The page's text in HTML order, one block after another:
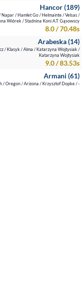
Hancor (189)
Napar / Hamlet Go / Helmainte / Velsas /
Wiórek / Stadnina Koni A.T. Gąsowscy
8.0 / 70.48s
Arabeska (14)
/ Klasyk / Alma / Katarzyna Wojtysiak /
Katarzyna Wojtysiak
9.0 / 83.53s
Armani (61)
/ Oregon / Arizona / Krzysztof Dopke / -